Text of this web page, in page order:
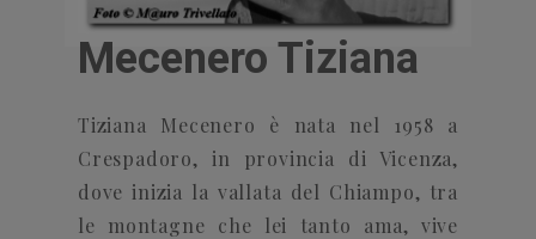
Mecenero Tiziana
Tiziana Mecenero è nata nel 1958 a
Crespadoro, in provincia di Vicenza,
dove inizia la vallata del Chiampo, tra
le montagne che lei tanto ama, vive